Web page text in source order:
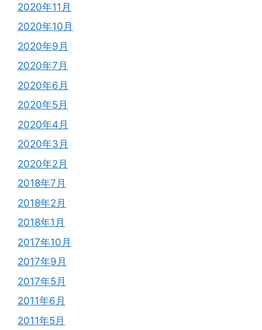
2020年11月
2020年10月
2020年9月
2020年7月
2020年6月
2020年5月
2020年4月
2020年3月
2020年2月
2018年7月
2018年2月
2018年1月
2017年10月
2017年9月
2017年5月
2011年6月
2011年5月